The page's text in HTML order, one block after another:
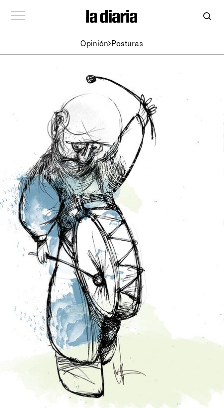
Opinión Posturas